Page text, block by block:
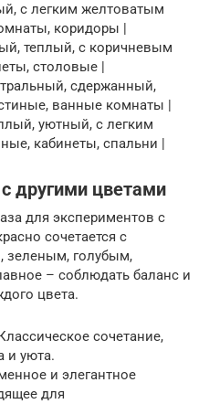
с легким желтоватым
коридоры |
теплый, с коричневым
столовые |
сдержанный,
ванные комнаты |
уютный, с легким
кабинеты, спальни |
другими цветами
для экспериментов с
сочетается с
зеленым, голубым,
– соблюдать баланс и
цвета.
сочетание,
и уюта.
и элегантное
для